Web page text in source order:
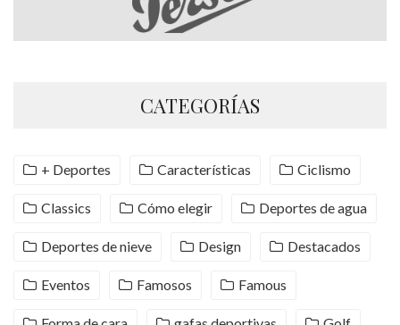
CATEGORÍAS
+ Deportes Características Ciclismo
Classics Cómo elegir Deportes de agua
Deportes de nieve Design Destacados
Eventos Famosos Famous